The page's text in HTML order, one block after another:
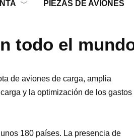
PIEZAS DE AVIONES
todo el
de aviones de carga, amplia
y la optimización de los gastos
180 países. La presencia de